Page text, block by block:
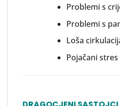
Problemi s
Problemi s
Loša
Pojačani stres